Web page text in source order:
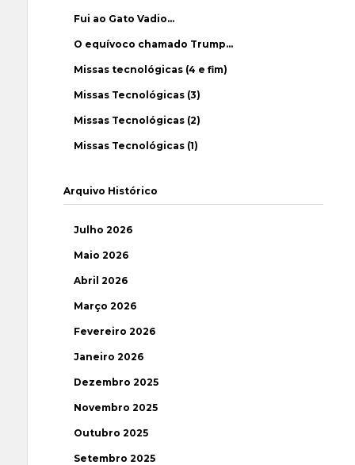
Fui ao Gato Vadio…
O equívoco chamado Trump…
Missas tecnológicas (4 e fim)
Missas Tecnológicas (3)
Missas Tecnológicas (2)
Missas Tecnológicas (1)
Arquivo Histórico
Julho 2026
Maio 2026
Abril 2026
Março 2026
Fevereiro 2026
Janeiro 2026
Dezembro 2025
Novembro 2025
Outubro 2025
Setembro 2025